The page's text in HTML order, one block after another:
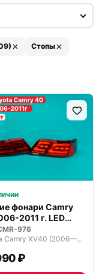
Стопы
фонари Camry
2011 г. LED
976
Toyota Camry XV40 (2006—2009)
₽